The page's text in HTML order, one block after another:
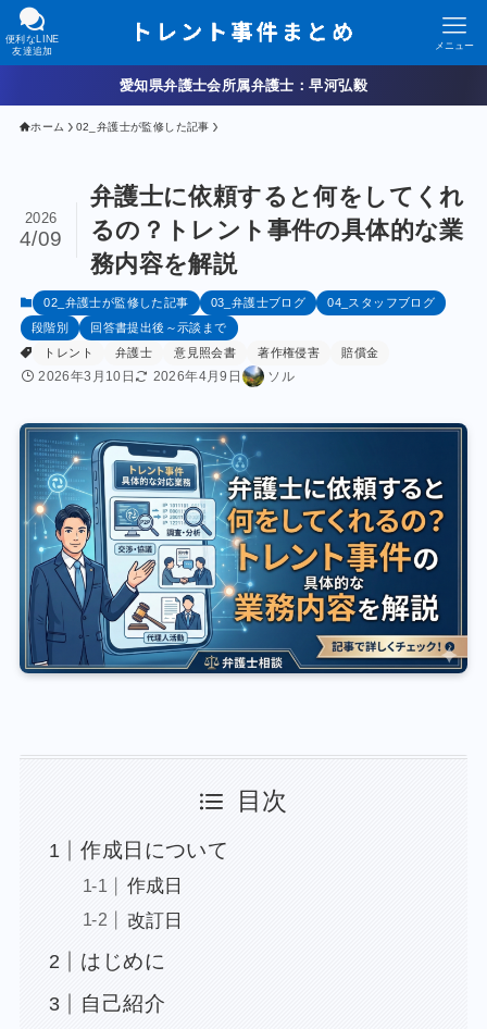
便利なLINE
友達追加
メニュー
愛知県弁護士会所属弁護士：早河弘毅
ホーム 02_弁護士が監修した記事
弁護士に依頼すると何をしてくれ
るの？トレント事件の具体的な業
務内容を解説
2026
4/09
02_弁護士が監修した記事 03_弁護士ブログ
04_スタッフブログ
段階別
回答書提出後～示談まで
トレント
弁護士 意見照会書 著作権侵害 賠償金
2026年3月10日 2026年4月9日 ソル
目次
作成日について
作成日
改訂日
はじめに
自己紹介